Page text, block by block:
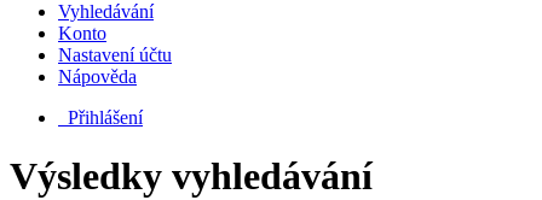
Vyhledávání
Konto
Nastavení účtu
Nápověda
Přihlášení
Výsledky vyhledávání